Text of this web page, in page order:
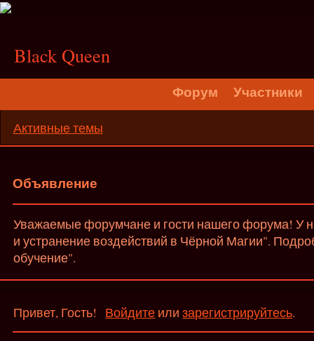
Black Queen
Форум Участники
Активные темы
Объявление
Уважаемые форумчане и гости нашего форума! У
и устранение воздействий в Чёрной Магии".
обучение".
Привет, Гость! Войдите илизарегистрируйтесь.